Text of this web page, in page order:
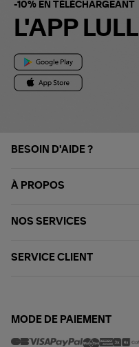
-10% EN TÉLÉCHARGEANT
L'APP LULLI
BESOIN D'AIDE ?
À PROPOS
NOS SERVICES
SERVICE CLIENT
MODE DE PAIEMENT